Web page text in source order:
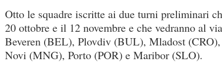
Otto le squadre iscritte ai due turni preliminari
20 ottobre e il 12 novembre e che vedranno al
Beveren (BEL), Plovdiv (BUL), Mladost
Novi (MNG), Porto (POR) e Maribor (SLO).